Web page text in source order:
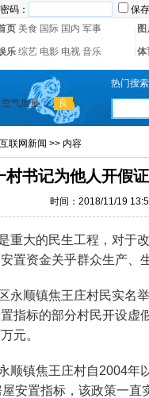
密码： 保存
页 美食 国际 国内 军事
乐 综艺 电影 电视 音乐 体
热门搜索
互联网新闻 >> 内容
村书记为他人开假
时间：2018/11/19
重大的民生工程，对于
置资金关乎群众生产、
永顺镇焦王庄村民实名
指标的部分村民开设虚
元。
顺镇焦王庄村自2004年
安置指标，该政策一